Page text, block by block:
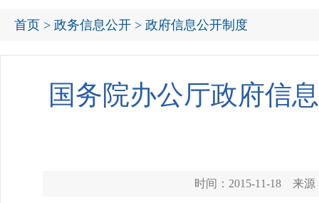
首页 > 政务信息公开 > 政府信息公开制度
国务院办公厅政府信
时间：2015-11-18 来源